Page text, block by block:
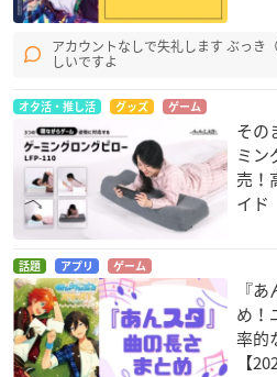
アカウントなしで失礼します ぶっき
しいですよ
オタ活・推し活 グッズ ゲーム
その
ミン
売！
イド
話題 アプリ ゲーム
『
め！
率的
【